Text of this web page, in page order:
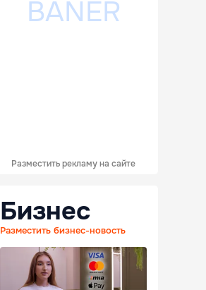
Разместить рекламу на сайте
Бизнес
Разместить бизнес-новость